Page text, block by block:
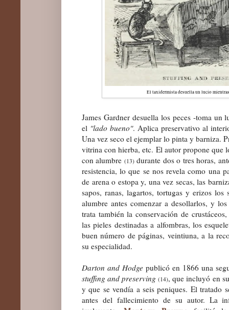
El taxidermista desuella un lucio
James Gardner desuella los peces -toma
el "lado bueno". Aplica preservativo al
Una vez seco el ejemplar lo pinta y barniza.
vitrina con hierba, etc. El autor propone que
con alumbre (13)durante dos o tres horas,
resistencia, lo que se nos revela como una
de arena o estopa y, una vez secas, las
sapos, ranas, lagartos, tortugas y erizos
alumbre antes comenzar adesollarlos, y los
trata también la conservación de
las pieles destinadas a alfombras, los
buen número de páginas, veintiuna, a la
su especialidad.
Darton and Hodge publicó en 1866 una
stuffing andpreserving (14), que incluyó en
y que se vendía a seis peniques. El tratado
antes del fallecimiento de su autor. La